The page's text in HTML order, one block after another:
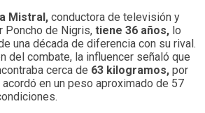
Mistral, conductora de televisión y
Poncho de Nigris, tiene 36 años, lo
una década de diferencia con su rival.
del combate, la influencer señaló que
cerca de 63 kilogramos, por
en un peso aproximado de 57